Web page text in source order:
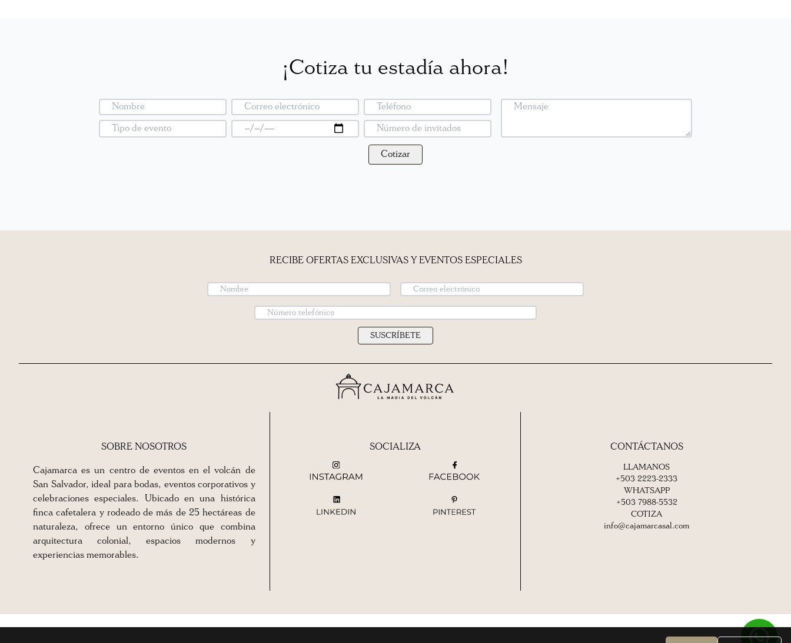
¡Cotiza tu estadía ahora!
Cotizar
RECIBE OFERTAS EXCLUSIVAS Y EVENTOS ESPECIALES
SUSCRÍBETE
SOBRE NOSOTROS
Cajamarca es un centro de eventos en el volcán de
San Salvador, ideal para bodas, eventos corporativos y
celebraciones especiales. Ubicado en una histórica
finca cafetalera y rodeado de más de 25 hectáreas de
naturaleza, ofrece un entorno único que combina
arquitectura colonial, espacios modernos y
experiencias memorables.
SOCIALIZA CONTÁCTANOS
LLAMANOS
+503 2223-2333
WHATSAPP
+503 7988-5532
COTIZA
info@cajamarcasal.com